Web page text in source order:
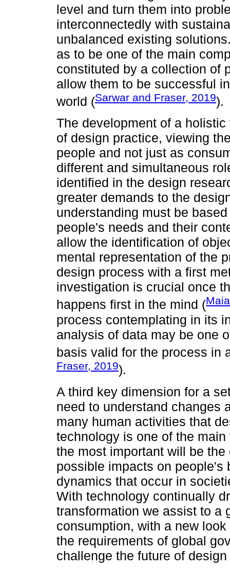
level and turn them into
interconnectedly with
unbalanced existing
as to be one of the main
constituted by a collection of
allow them to be successful
world (Sarwar and Fraser, 2019).
The development of a
of design practice, viewing
people and not just as
different and simultaneous
identified in the design
greater demands to the
understanding must be
people's needs and their
allow the identification of
mental representation of the
design process with a first
investigation is crucial once
happens first in the mind (
process contemplating in its
analysis of data may be one
basis valid for the process in
Fraser, 2019).
A third key dimension for a
need to understand changes
many human activities that
technology is one of the
the most important will be
possible impacts on people's
dynamics that occur in
With technology continually
transformation we assist to a
consumption, with a new
the requirements of global
challenge the future of